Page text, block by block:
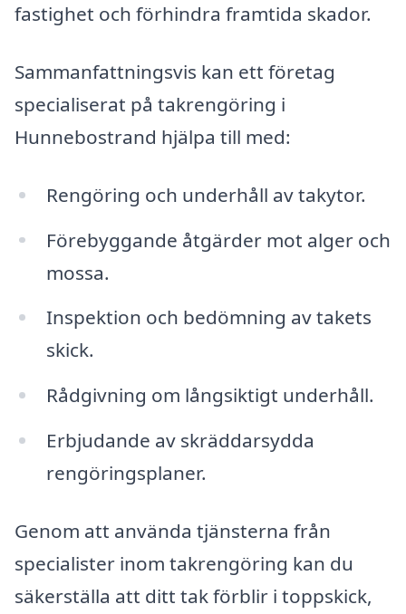
fastighet och förhindra framtida skador.
Sammanfattningsvis kan ett företag
specialiserat på takrengöring i
Hunnebostrand hjälpa till med:
Rengöring och underhåll av takytor.
Förebyggande åtgärder mot alger och
mossa.
Inspektion och bedömning av takets
skick.
Rådgivning om långsiktigt underhåll.
Erbjudande av skräddarsydda
rengöringsplaner.
Genom att använda tjänsterna från
specialister inom takrengöring kan du
säkerställa att ditt tak förblir i toppskick,